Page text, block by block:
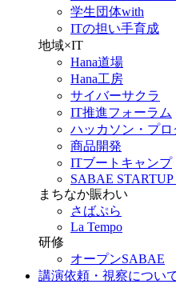
学生団体with
ITの担い手育成
地域×IT
Hana道場
Hana工房
サイバーサクラ
IT推進フォーラム
ハッカソン・プロ
商品開発
ITブートキャンプ
SABAE STARTUP
まちなか賑わい
さばぷら
La Tempo
研修
オープンSABAE
講演依頼・視察につい